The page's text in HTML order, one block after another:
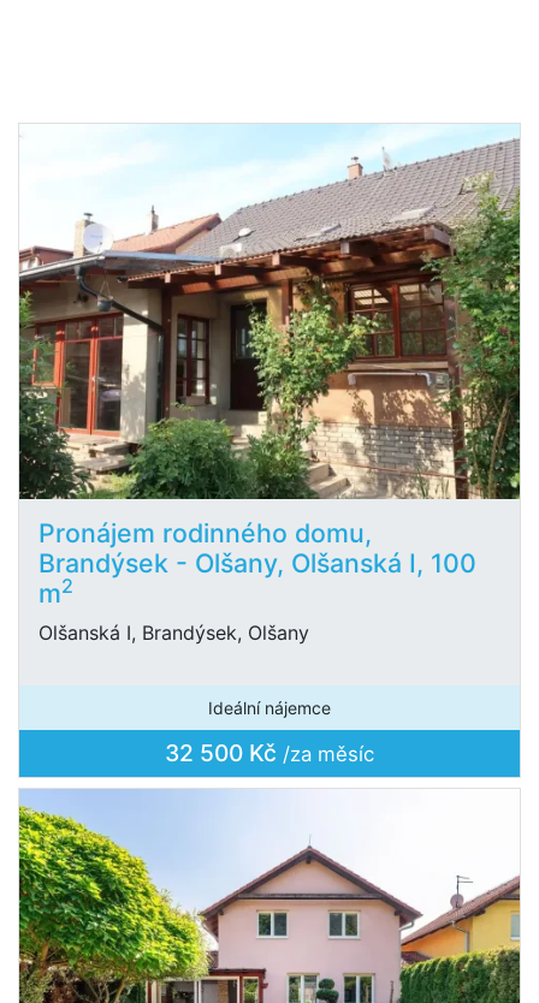
Pronájem rodinného domu,
Brandýsek - Olšany, Olšanská I, 100
m2
Olšanská I, Brandýsek, Olšany
Ideální nájemce
32 500 Kč /za měsíc